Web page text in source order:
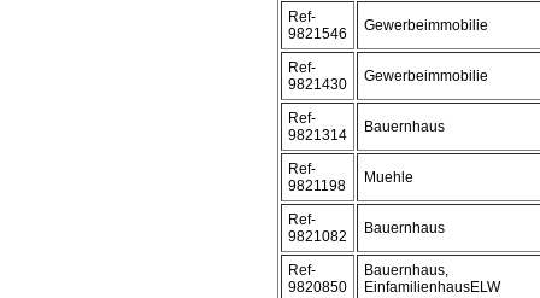
Ref-
9821546
Gewerbeimmobilie
Ref-
9821430
Gewerbeimmobilie
Ref-
9821314
Bauernhaus
Ref-
9821198
Muehle
Ref-
9821082
Bauernhaus
Ref-
9820850
Bauernhaus,
EinfamilienhausELW